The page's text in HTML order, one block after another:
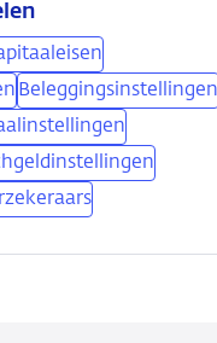
Beleggingsinstellingen